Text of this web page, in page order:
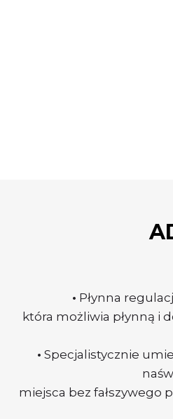
• Płynna
która możliwia płynną i
• Specjalistycznie
miejsca bez fałszywego